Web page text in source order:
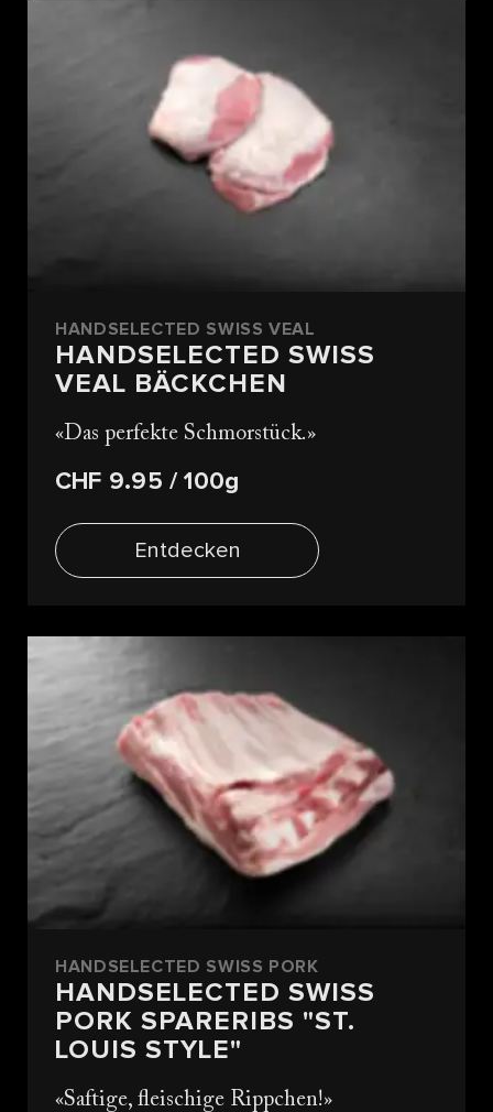
HANDSELECTED SWISS VEAL
HANDSELECTED SWISS
VEAL BÄCKCHEN
Das perfekte Schmorstück.
CHF 9.95 / 100g
Entdecken
HANDSELECTED SWISS PORK
HANDSELECTED SWISS
PORK SPARERIBS "ST.
LOUIS STYLE"
Saftige, fleischige Rippchen!